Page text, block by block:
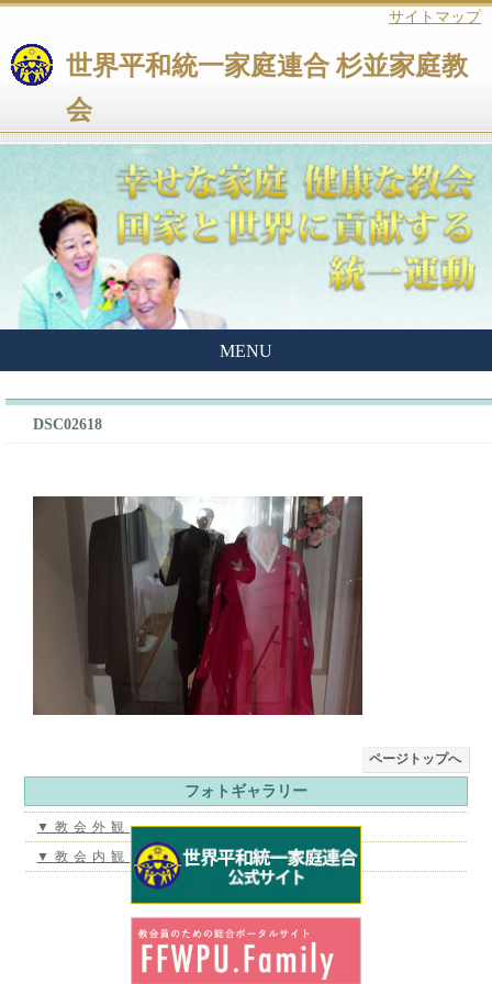
世界平和統一家庭連合 杉並家庭教
会
サイトマップ
MENU
DSC02618
ページトップへ
フォトギャラリー
▼教会外観
▼教会内観